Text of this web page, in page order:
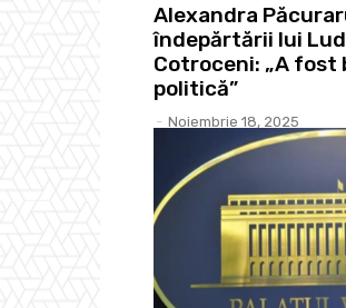
Alexandra
îndepărtării lui
Cotroceni: „A fost
politică”
- Noiembrie 18, 2025